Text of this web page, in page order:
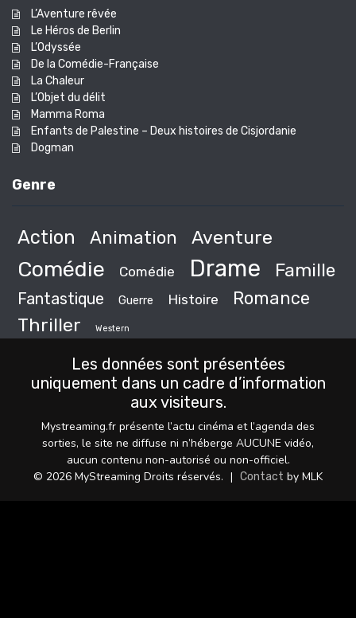
L’Aventure rêvée
Le Héros de Berlin
L’Odyssée
De la Comédie-Française
La Chaleur
L’Objet du délit
Mamma Roma
Enfants de Palestine – Deux histoires de Cisjordanie
Dogman
Genre
Action Animation Aventure
Comédie Comédie Drame Famille
Fantastique Guerre Histoire Romance
Thriller Western
Les données sont présentées
uniquement dans un cadre d’information
aux visiteurs.
Mystreaming.fr présente l’actu cinéma et l’agenda des
sorties, le site ne diffuse ni n’héberge AUCUNE vidéo,
aucun contenu non-autorisé ou non-officiel.
© 2026 MyStreaming Droits réservés. | Contact by MLK